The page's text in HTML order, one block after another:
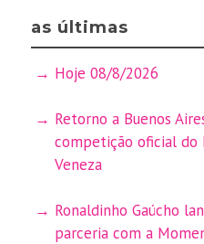
as últimas
Hoje 08/8/2026
Retorno a Buenos
competição oficial do
Veneza
Ronaldinho Gaúcho
parceria com a